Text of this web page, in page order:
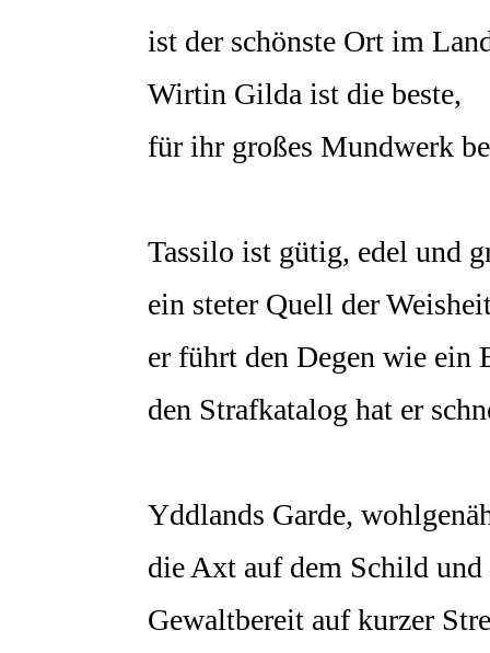
ist der schönste Ort im
Wirtin Gilda ist die beste,
für ihr großes Mundwerk
Tassilo ist gütig, edel und
ein steter Quell der
er führt den Degen wie ein
den Strafkatalog hat er
Yddlands Garde,
die Axt auf dem Schild
Gewaltbereit auf kurzer